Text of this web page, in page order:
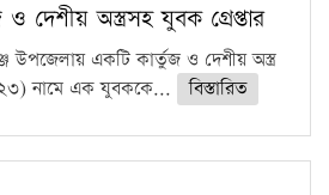
দেশীয় অস্ত্রসহ যুবক গ্রেপ্তার
উপজেলায় একটি কার্তুজ ও দেশীয় অস্ত্র
নামে এক যুবককে...
বিস্তারিত